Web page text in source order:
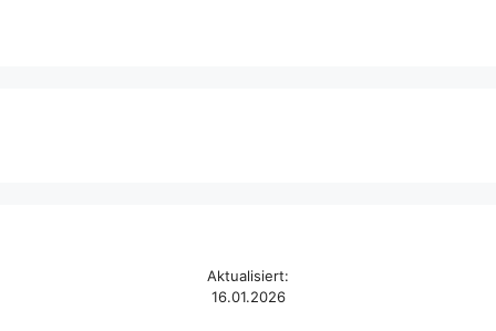
Aktualisiert:
16.01.2026